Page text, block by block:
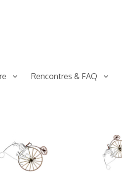
Rencontres & FAQ